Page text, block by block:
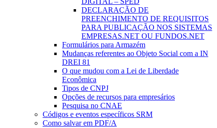
DECLARAÇÃO DE
PREENCHIMENTO DE REQUISITOS
PARA PUBLICAÇÃO NOS SISTEMAS
EMPRESAS.NET OU FUNDOS.NET
Formulários para Armazém
Mudanças referentes ao Objeto Social com a IN
DREI 81
O que mudou com a Lei de Liberdade
Econômica
Tipos de CNPJ
Opções de recursos para empresários
Pesquisa no CNAE
Códigos e eventos específicos SRM
Como salvar em PDF/A